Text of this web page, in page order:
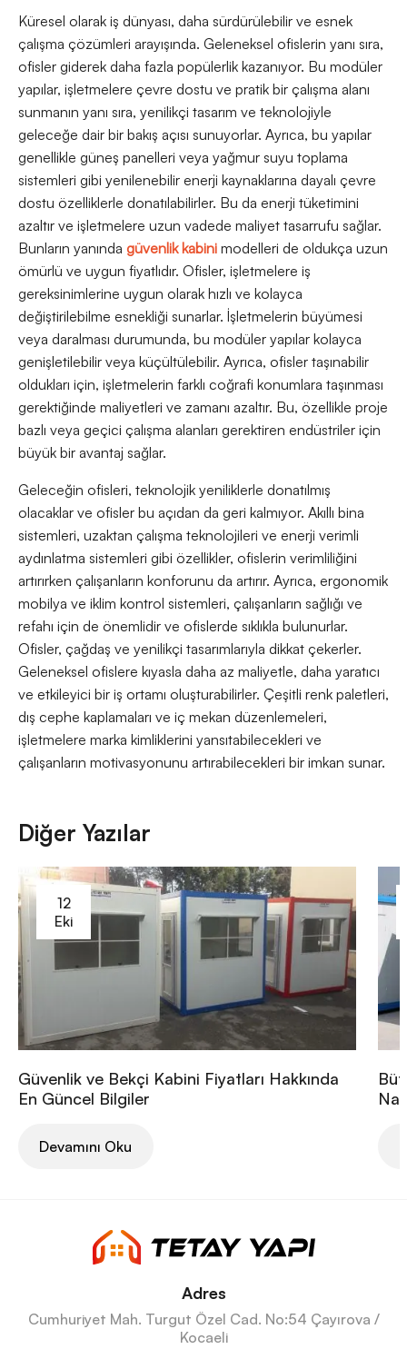
Küresel olarak iş dünyası, daha sürdürülebilir ve esnek
çalışma çözümleri arayışında. Geleneksel ofislerin yanı sıra,
ofisler giderek daha fazla popülerlik kazanıyor. Bu modüler
yapılar, işletmelere çevre dostu ve pratik bir çalışma alanı
sunmanın yanı sıra, yenilikçi tasarım ve teknolojiyle
geleceğe dair bir bakış açısı sunuyorlar. Ayrıca, bu yapılar
genellikle güneş panelleri veya yağmur suyu toplama
sistemleri gibi yenilenebilir enerji kaynaklarına dayalı çevre
dostu özelliklerle donatılabilirler. Bu da enerji tüketimini
azaltır ve işletmelere uzun vadede maliyet tasarrufu sağlar.
Bunların yanında güvenlik kabini modelleri de oldukça uzun
ömürlü ve uygun fiyatlıdır. Ofisler, işletmelere iş
gereksinimlerine uygun olarak hızlı ve kolayca
değiştirilebilme esnekliği sunarlar. İşletmelerin büyümesi
veya daralması durumunda, bu modüler yapılar kolayca
genişletilebilir veya küçültülebilir. Ayrıca, ofisler taşınabilir
oldukları için, işletmelerin farklı coğrafi konumlara taşınması
gerektiğinde maliyetleri ve zamanı azaltır. Bu, özellikle proje
bazlı veya geçici çalışma alanları gerektiren endüstriler için
büyük bir avantaj sağlar.
Geleceğin ofisleri, teknolojik yeniliklerle donatılmış
olacaklar ve ofisler bu açıdan da geri kalmıyor. Akıllı bina
sistemleri, uzaktan çalışma teknolojileri ve enerji verimli
aydınlatma sistemleri gibi özellikler, ofislerin verimliliğini
artırırken çalışanların konforunu da artırır. Ayrıca, ergonomik
mobilya ve iklim kontrol sistemleri, çalışanların sağlığı ve
refahı için de önemlidir ve ofislerde sıklıkla bulunurlar.
Ofisler, çağdaş ve yenilikçi tasarımlarıyla dikkat çekerler.
Geleneksel ofislere kıyasla daha az maliyetle, daha yaratıcı
ve etkileyici bir iş ortamı oluşturabilirler. Çeşitli renk paletleri,
dış cephe kaplamaları ve iç mekan düzenlemeleri,
işletmelere marka kimliklerini yansıtabilecekleri ve
çalışanların motivasyonunu artırabilecekleri bir imkan sunar.
Diğer Yazılar
12
Eki
Güvenlik ve Bekçi Kabini Fiyatları Hakkında
En Güncel Bilgiler
Devamını Oku
Adres
Cumhuriyet Mah. Turgut Özel Cad. No:54 Çayırova /
Kocaeli